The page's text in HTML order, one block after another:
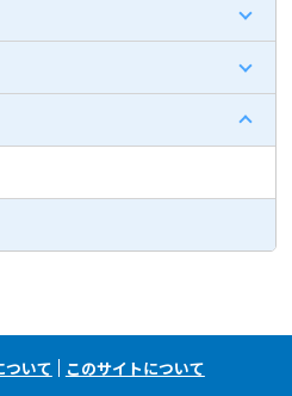
ついて このサイトについて